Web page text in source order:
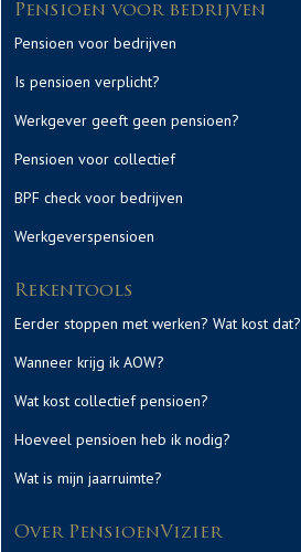
Pensioen voor bedrijven
Pensioen voor bedrijven
Is pensioen verplicht?
Werkgever geeft geen pensioen?
Pensioen voor collectief
BPF check voor bedrijven
Werkgeverspensioen
Rekentools
Eerder stoppen met werken? Wat kost dat?
Wanneer krijg ik AOW?
Wat kost collectief pensioen?
Hoeveel pensioen heb ik nodig?
Wat is mijn jaarruimte?
Over PensioenVizier